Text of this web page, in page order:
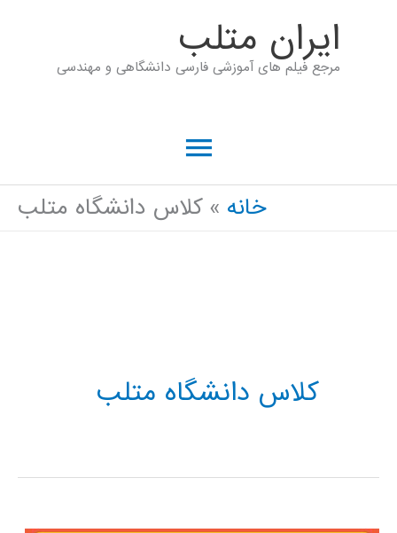
ايران متلب
مرجع فیلم های آموزشی فارسی دانشگاهی و مهندسی
فهرست
اصلی خانه کلاس دانشگاه متلب
کلاس دانشگاه متلب